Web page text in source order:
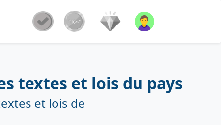
textes et lois du pays
et lois de